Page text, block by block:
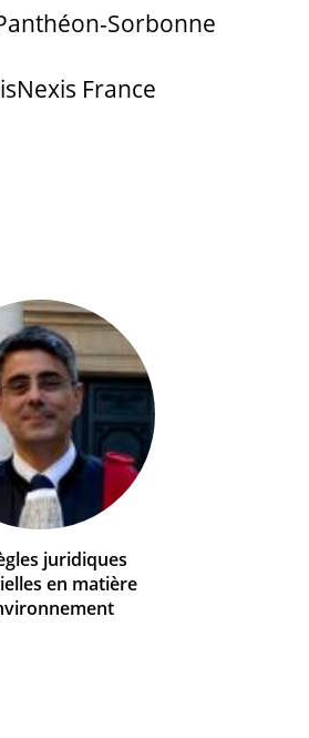
Sorbonne
France
juridiques
en matière